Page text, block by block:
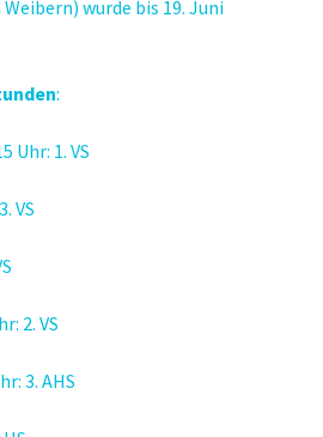
Weibern) wurde bis 19. Juni
:
Uhr: 1. VS
VS
2. VS
3. AHS